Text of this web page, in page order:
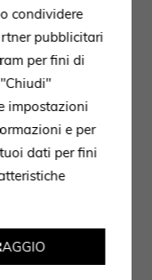
condividere
pubblicitari
per fini di
impostazioni
e per
dati per fini